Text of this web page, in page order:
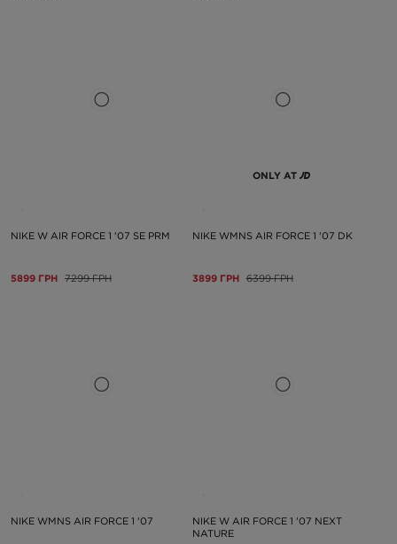
NIKE W AIR FORCE 1 '07 SE PRM
5899 ГРН 7299 ГРН
ONLY AT
NIKE WMNS AIR FORCE 1 '07 DK
3899 ГРН 6399 ГРН
NIKE WMNS AIR FORCE 1 '07
NIKE W AIR FORCE 1 '07 NEXT
NATURE